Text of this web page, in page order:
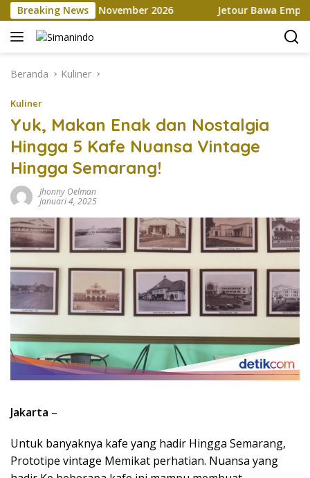
Langsung
ke
konten
Breaking News
hingga November 2026 Jetour Bawa Empat SUV
Beranda Kuliner
Kuliner
Yuk, Makan Enak dan Nostalgia
Hingga 5 Kafe Nuansa Vintage
Hingga Semarang!
Jhonny Oelman
Januari 4, 2025
Jakarta –
Untuk banyaknya kafe yang hadir Hingga Semarang,
Prototipe vintage Memikat perhatian. Nuansa yang